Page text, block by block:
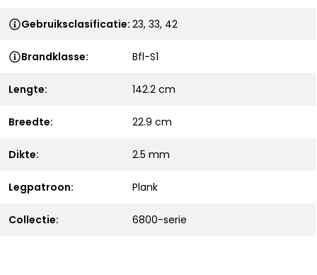
Gebruiksclasificatie: 23, 33, 42
Brandklasse: Bfl-S1
Lengte: 142.2 cm
Breedte: 22.9 cm
Dikte: 2.5 mm
Legpatroon: Plank
Collectie: 6800-serie